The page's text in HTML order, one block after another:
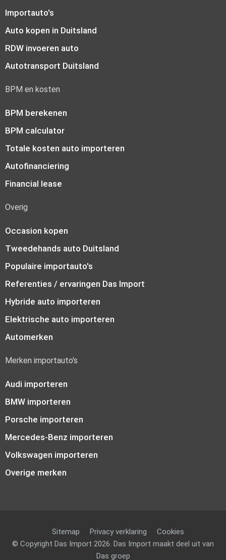
Importauto's
Auto kopen in Duitsland
RDW invoeren auto
Autotransport Duitsland
BPM en kosten
BPM berekenen
BPM calculator
Totale kosten auto importeren
Autofinanciering
Financial lease
Overig
Occasion kopen
Tweedehands auto Duitsland
Populaire importauto's
Referenties / ervaringen Das Import
Hybride auto importeren
Elektrische auto importeren
Automerken
Merken importauto's
Audi importeren
BMW importeren
Porsche importeren
Mercedes-Benz importeren
Volkswagen importeren
Overige merken
Sitemap Privacy verklaring
Cookies
© Copyright Das Import 2026. Das Import maakt deel uit van
Das groep